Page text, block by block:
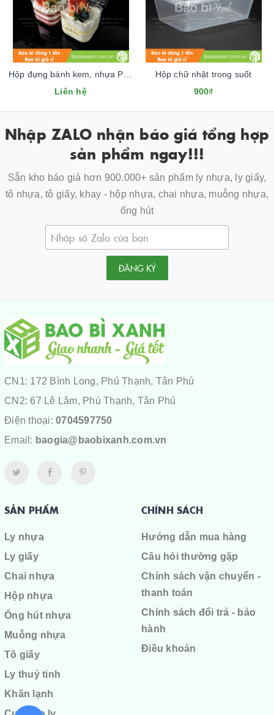
Liên hệ
Hộp chữ nhật trong suốt
900₫
Nhập ZALO nhận báo giá tổng hợp
sản phẩm ngay!!!
Sẵn kho báo giá hơn 900.000+ sản phẩm ly nhựa, ly giấy,
tô nhựa, tô giấy, khay - hộp nhựa, chai nhựa, muỗng nhựa,
ống hút
ĐĂNG KÝ
CN1: 172 Bình Long, Phú Thạnh, Tân Phú
CN2: 67 Lê Lâm, Phú Thạnh, Tân Phú
Điện thoại: 0704597750
Email: baogia@baobixanh.com.vn
SẢN PHẨM
Ly nhựa
Ly giấy
Chai nhựa
Hộp nhựa
Ống hút nhựa
Muỗng nhựa
Tô giấy
Ly thuỷ tinh
Khăn lạnh
CHÍNH SÁCH
Hướng dẫn mua hàng
Câu hỏi thường gặp
Chính sách vận chuyển -
thanh toán
Chính sách đổi trả - bảo
hành
Điều khoản